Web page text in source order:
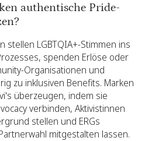
authentische Pride-
stellen LGBTQIA+-Stimmen ins
spenden Erlöse oder
Organisationen und
zu inklusiven Benefits. Marken
überzeugen, indem sie
verbinden, Aktivistinnen
stellen und ERGs
mitgestalten lassen.